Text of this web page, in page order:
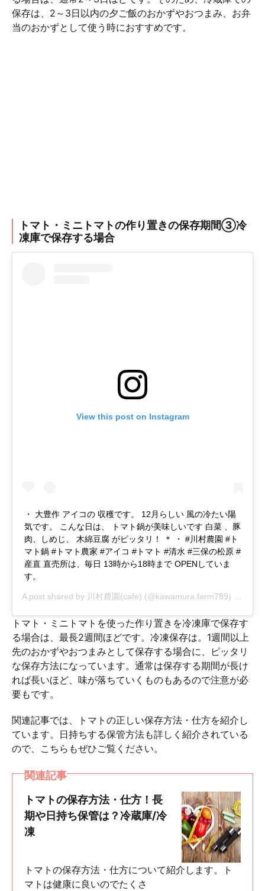
保存は、2～3日以内の夕ご飯のおかずやおつまみ、お弁
当のおかずとして使う時におすすめです。
トマト・ミニトマトの作り置きの保存期間③冷
凍庫で保存する場合
View this post on Instagram
・ 大豊作 アイコの 収穫です。 12月らしい 風の冷たい陽
気です。 こんな日は、 トマト鍋が美味しいです 白菜 、豚
肉、しめじ、 木綿豆腐 がピッタリ！ ＊ ・ #川村農園 #ト
マト鍋 #トマト農家 #アイコ #トマト #清水 #三保の松原 #
産直 直売所は、毎日 13時から18時まで OPENしていま
す。
A post shared by 川村農園(cafe) (@kawamura.farm789) on
トマト・ミニトマトを使った作り置きを冷凍庫で保存す
る場合は、最長2週間ほどです。冷凍保存は。1週間以上
先のおかずやおつまみとして保存する場合に、ピッタリ
な保存方法になっています。通常は保存する期間が長け
れば長いほど、味が落ちていくものもあるので注意が必
要もです。
関連記事では、トマトの正しい保存方法・仕方を紹介し
ています。日持ちする保管方法も詳しく紹介されている
ので、こちらもぜひご覧ください。
関連記事
トマトの保存方法・仕方！長
期や日持ち保管は？冷蔵庫/冷
凍
トマトの保存方法・仕方について紹介します。ト
マトは健康に良いのでたくさ